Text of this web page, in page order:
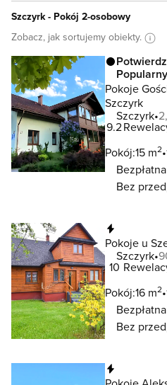
Szczyrk - Pokój 2-osobowy
Zobacz, jak sortujemy obiekty.
Pokoje
Szczyrk
Szczyrk
9.2
Pokój:15 m2
Bez
Pokoje u
Szczyrk
10
Pokój:16 m2
Bez